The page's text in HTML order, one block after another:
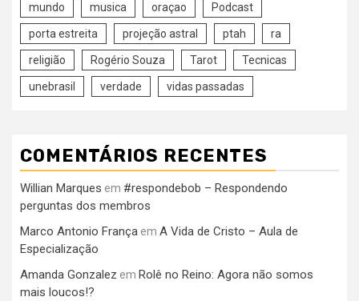
mundo musica oraçao Podcast
porta estreita projeção astral ptah ra
religião Rogério Souza Tarot Tecnicas
unebrasil verdade vidas passadas
COMENTÁRIOS RECENTES
Willian Marques em #respondebob – Respondendo
perguntas dos membros
Marco Antonio França em A Vida de Cristo – Aula de
Especialização
Amanda Gonzalez em Rolê no Reino: Agora não somos
mais loucos!?